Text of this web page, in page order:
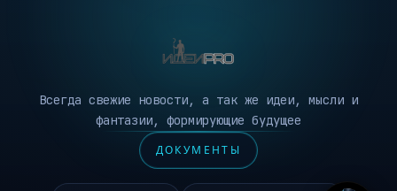
Всегда свежие новости, а так же идеи, мысли и
фантазии, формирующие будущее
ДОКУМЕНТЫ